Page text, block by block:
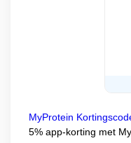
MyProtein
5% app-korting met